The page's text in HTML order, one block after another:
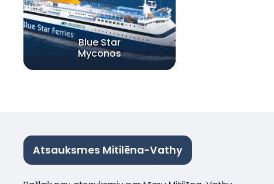
Blue Star
Myconos
Atsauksmes Mitilēna-Vathy